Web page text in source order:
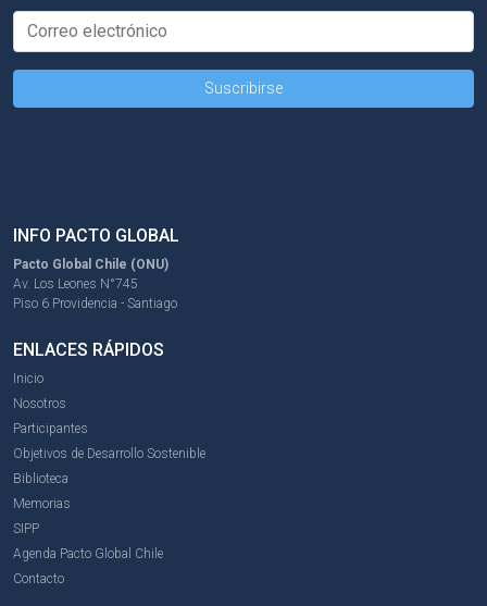
INFO PACTO GLOBAL
Pacto Global Chile (ONU)
Av. Los Leones N°745
Piso 6 Providencia - Santiago
ENLACES RÁPIDOS
Inicio
Nosotros
Participantes
Objetivos de Desarrollo Sostenible
Biblioteca
Memorias
SIPP
Agenda Pacto Global Chile
Contacto